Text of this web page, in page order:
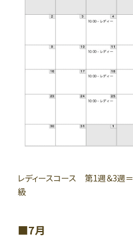
レディースコース 第1週＆3
級
7月